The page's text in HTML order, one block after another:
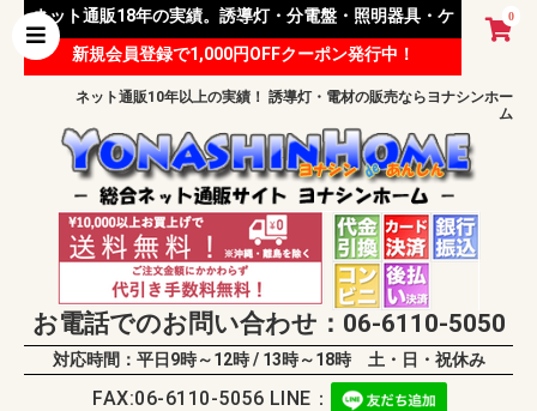
0
ネット通販18年の実績。誘導灯・分電盤・照明器具・ケ
ーブル等 様々な資材を取り扱っています。
新規会員登録で1,000円OFFクーポン発行中！
ネット通販10年以上の実績！ 誘導灯・電材の販売ならヨナシンホー
ム
お電話でのお問い合わせ：06-6110-5050
対応時間：平日9時～12時 / 13時～18時 土・日・祝休み
FAX:06-6110-5056 LINE：